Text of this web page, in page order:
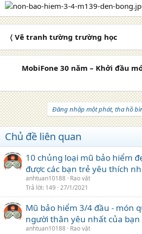
〈 Vẽ tranh tường trường học
MobiFone 30 năm – Khởi đầu
Đăng nhập một phát, tha hồ
Chủ đề liên quan
10 chủng loại mũ bảo hiểm
được các bạn trẻ yêu thích
anhtuan10188 Rao vặt
Trả lời 149 27/1/2021
Mũ bảo hiểm 3/4 đầu - món
người thân yêu nhất của bạn
anhtuan10188 Rao vặt